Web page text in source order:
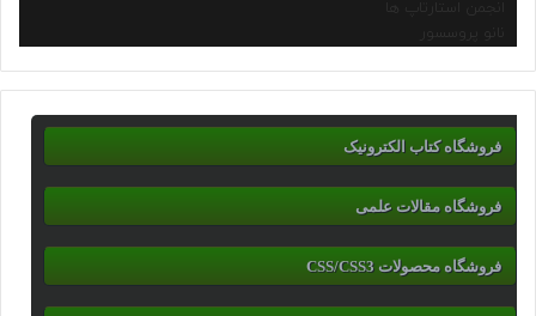
انجمن استارتاپ ها
نانو پروسسور
فروشگاه کتاب الکترونیک
فروشگاه مقالات علمی
فروشگاه محصولات CSS/CSS3